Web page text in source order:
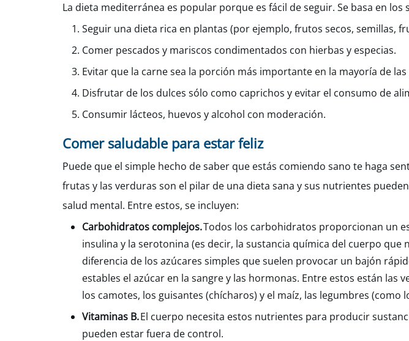
La dieta mediterránea es popular porque es fácil de seguir. Se basa en los
Seguir una dieta rica en plantas (por ejemplo, frutos secos, semillas,
Comer pescados y mariscos condimentados con hierbas y especias.
Evitar que la carne sea la porción más importante en la mayoría de las
Disfrutar de los dulces sólo como caprichos y evitar el consumo de
Consumir lácteos, huevos y alcohol con moderación.
Comer saludable para estar feliz
Puede que el simple hecho de saber que estás comiendo sano te haga
frutas y las verduras son el pilar de una dieta sana y sus nutrientes
salud mental. Entre estos, se incluyen:
Carbohidratos complejos.Todos los carbohidratos proporcionan un
insulina y la serotonina (es decir, la sustancia química del cuerpo que
diferencia de los azúcares simples que suelen provocar un bajón
estables el azúcar en la sangre y las hormonas. Entre estos están las
los camotes, los guisantes (chícharos) y el maíz, las legumbres (como
Vitaminas B.El cuerpo necesita estos nutrientes para producir
pueden estar fuera de control.